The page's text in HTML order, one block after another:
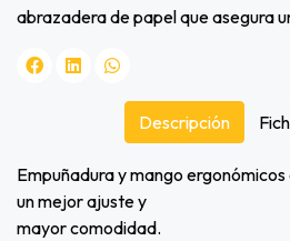
abrazadera de papel que asegura
Empuñadura y mango
un mejor ajuste y
mayor comodidad.
Descripción